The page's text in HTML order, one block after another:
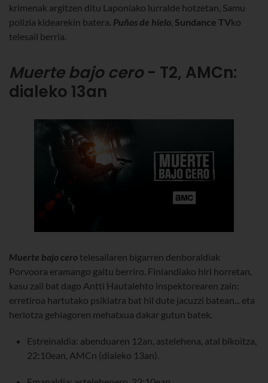
krimenak argitzen ditu Laponiako lurralde hotzetan, Samu
polizia kidearekin batera. Puños de hielo, Sundance TVko
telesail berria.
Muerte bajo cero- T2, AMCn:
dialeko 13an
Muerte bajo cero telesailaren bigarren denboraldiak
Porvoora eramango gaitu berriro. Finlandiako hiri horretan,
kasu zail bat dago Antti Hautalehto inspektorearen zain:
erretiroa hartutako psikiatra bat hil dute jacuzzi batean... eta
heriotza gehiagoren mehatxua dakar gutun batek.
Estreinaldia: abenduaren 12an, astelehena, atal bikoitza,
22:10ean, AMCn (dialeko 13an).